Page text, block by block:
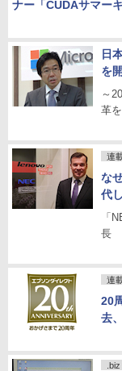
ナー「CUDAサマー
日
を
～
革
連
な
代
「
長
連
20
去